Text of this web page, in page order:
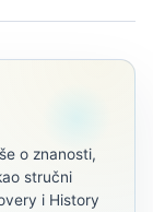
o znanosti,
stručni
i History